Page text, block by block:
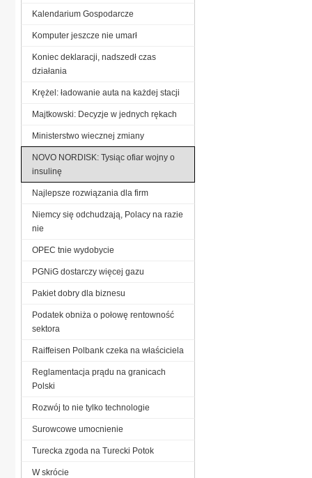
Kalendarium Gospodarcze
Komputer jeszcze nie umarł
Koniec deklaracji, nadszedł czas
działania
Krężel: ładowanie auta na każdej stacji
Majtkowski: Decyzje w jednych rękach
Ministerstwo wiecznej zmiany
NOVO NORDISK: Tysiąc ofiar wojny o
insulinę
Najlepsze rozwiązania dla firm
Niemcy się odchudzają, Polacy na razie
nie
OPEC tnie wydobycie
PGNiG dostarczy więcej gazu
Pakiet dobry dla biznesu
Podatek obniża o połowę rentowność
sektora
Raiffeisen Polbank czeka na właściciela
Reglamentacja prądu na granicach
Polski
Rozwój to nie tylko technologie
Surowcowe umocnienie
Turecka zgoda na Turecki Potok
W skrócie